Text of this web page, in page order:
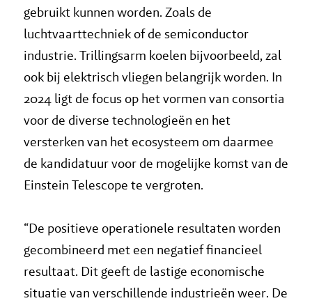
gebruikt kunnen worden. Zoals de
luchtvaarttechniek of de semiconductor
industrie. Trillingsarm koelen bijvoorbeeld, zal
ook bij elektrisch vliegen belangrijk worden. In
2024 ligt de focus op het vormen van consortia
voor de diverse technologieën en het
versterken van het ecosysteem om daarmee
de kandidatuur voor de mogelijke komst van de
Einstein Telescope te vergroten.
“De positieve operationele resultaten worden
gecombineerd met een negatief financieel
resultaat. Dit geeft de lastige economische
situatie van verschillende industrieën weer. De